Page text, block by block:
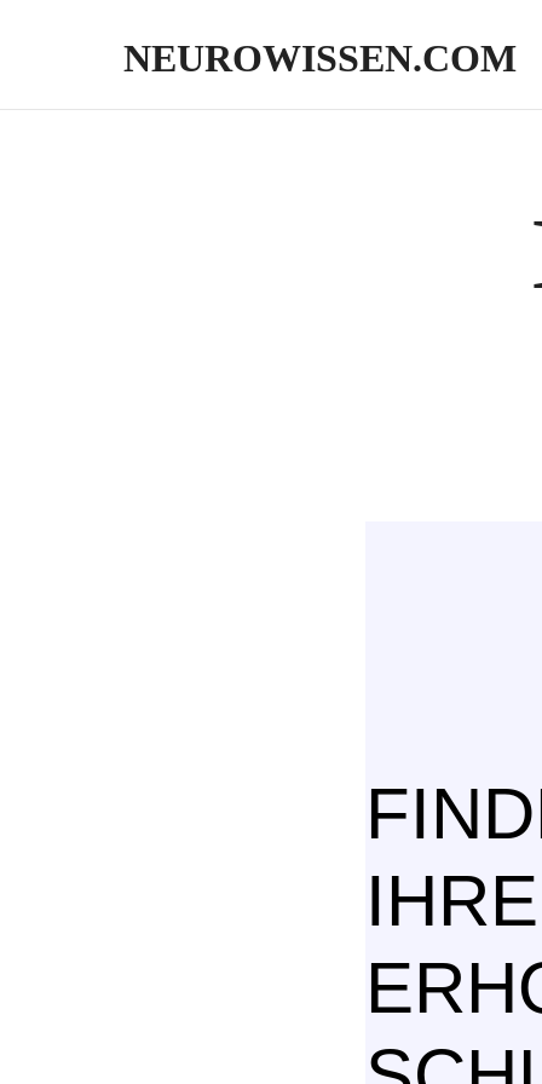
NEUROWISSEN.COM